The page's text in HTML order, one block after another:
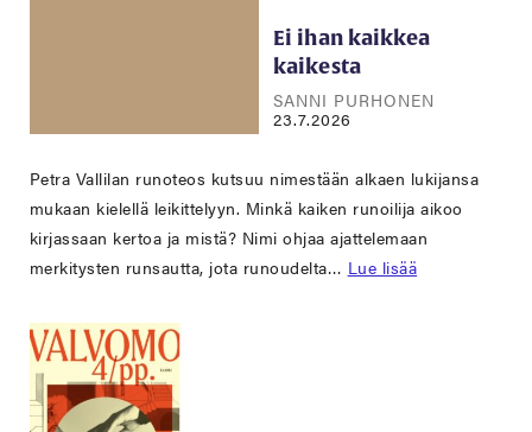
Ei ihan kaikkea
kaikesta
SANNI PURHONEN
23.7.2026
Petra Vallilan runoteos kutsuu nimestään alkaen lukijansa
mukaan kielellä leikittelyyn. Minkä kaiken runoilija aikoo
kirjassaan kertoa ja mistä? Nimi ohjaa ajattelemaan
merkitysten runsautta, jota runoudelta… Lue lisää